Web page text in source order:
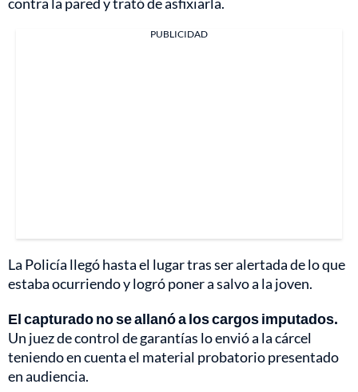
PUBLICIDAD
La Policía llegó hasta el lugar tras ser alertada de lo que
estaba ocurriendo y logró poner a salvo a la joven.
El capturado no se allanó a los cargos imputados.
Un juez de control de garantías lo envió a la cárcel
teniendo en cuenta el material probatorio presentado
en audiencia.